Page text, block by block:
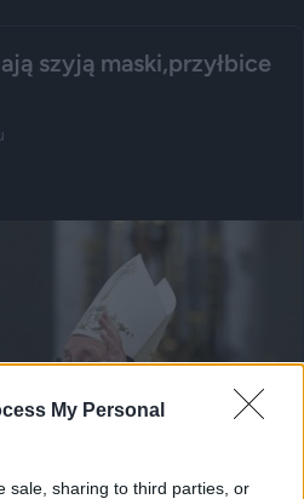
My Personal
sale, sharing to third parties, or
szyją maski,przyłbice